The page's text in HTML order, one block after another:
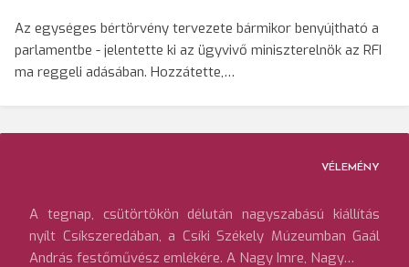
Az egységes bértörvény tervezete bármikor benyújtható a
parlamentbe - jelentette ki az ügyvivő miniszterelnök az RFI
ma reggeli adásában. Hozzátette,…
VÉLEMÉNY
A tegnap, csütörtökön délután nagyszabású kiállítás
nyílt Csíkszeredában, a Csíki Székely Múzeumban Gaál
András festőművész emlékére. A Nagy Imre, Nagy…